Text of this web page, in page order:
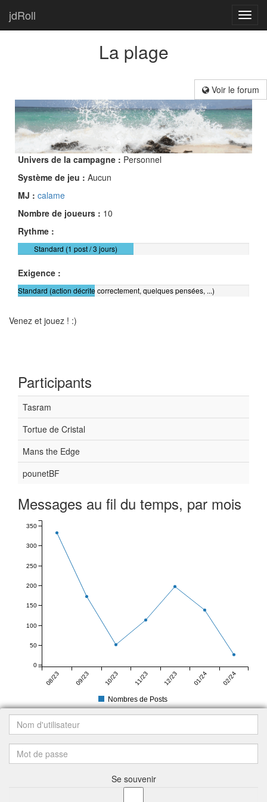
jdRoll
La plage
Voir le forum
Univers de la campagne : Personnel
Système de jeu : Aucun
MJ : calame
Nombre de joueurs : 10
Rythme :
Standard (1 post / 3 jours)
Exigence :
Standard (action décrite correctement, quelques pensées, ...)
Venez et jouez ! :)
Participants
Tasram
Tortue de Cristal
Mans the Edge
pounetBF
Messages au fil du temps, par mois
08/23 09/23 10/23 11/23 12/23 01/24 02/24
0
50
100
150
200
250
300
350
Nombres de Posts
Se souvenir